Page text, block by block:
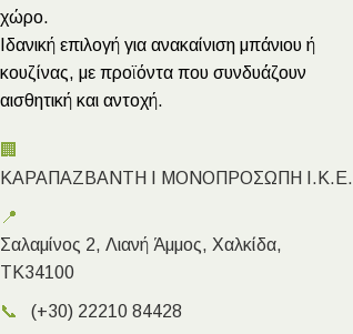
χώρο.
Ιδανική επιλογή για ανακαίνιση μπάνιου ή
κουζίνας, με προϊόντα που συνδυάζουν
αισθητική και αντοχή.
🏢
ΚΑΡΑΠΑΖΒΑΝΤΗ Ι ΜΟΝΟΠΡΟΣΩΠΗ Ι.Κ.Ε.
📍
Σαλαμίνος 2, Λιανή Άμμος, Χαλκίδα,
ΤΚ34100
📞 (+30) 22210 84428